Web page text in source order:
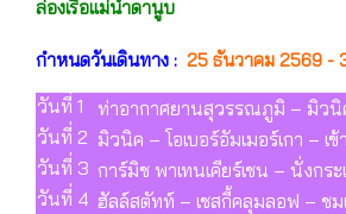
ล่องเรือแม่น้ำดานูบ
กำหนดวันเดินทาง : 25 ธันวาคม 2569 -
วันที่ 1
ท่าอากาศยานสุวรรณภูมิ – มิว
วันที่ 2 มิวนิค – โอเบอร์อัมเมอร์เกา –
วันที่ 3 การ์มิช พาเทนเคียร์เชน – นั่งก
วันที่ 4 ฮัลล์สตัทท์ – เชสกี้คลุมลอฟ – ช